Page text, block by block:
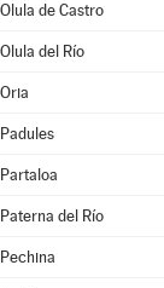
Olula de Castro
Olula del Río
Oria
Padules
Partaloa
Paterna del Río
Pechina